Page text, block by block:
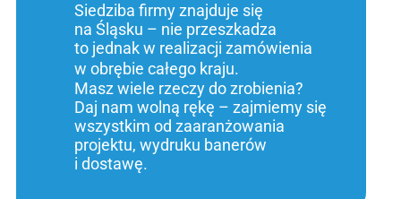
Siedziba firmy znajduje się
na Śląsku – nie przeszkadza
to jednak w realizacji zamówienia
w obrębie całego kraju.
Masz wiele rzeczy do zrobienia?
Daj nam wolną rękę – zajmiemy się
wszystkim od zaaranżowania
projektu, wydruku banerów
i dostawę.